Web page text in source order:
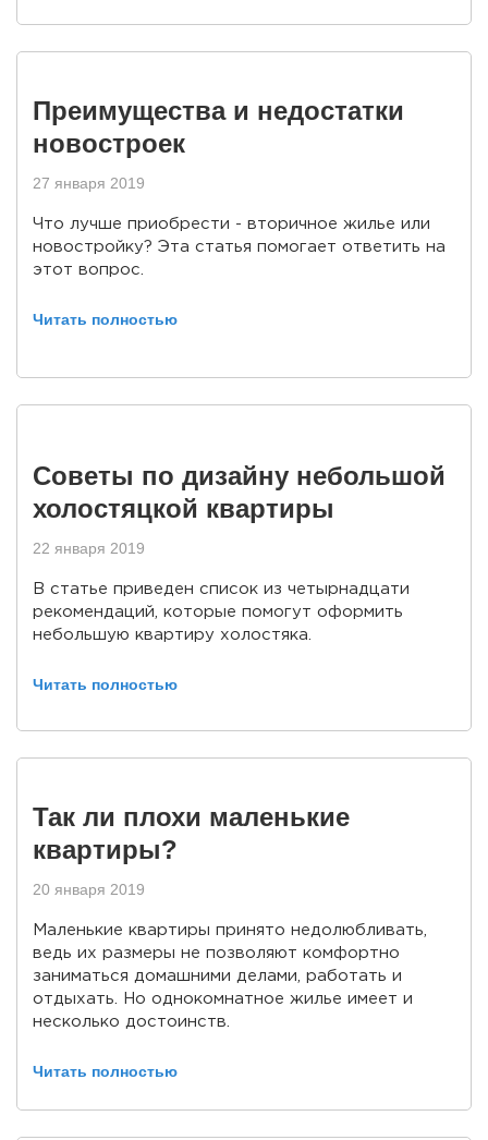
Преимущества и недостатки
новостроек
27 января 2019
Что лучше приобрести - вторичное жилье или
новостройку? Эта статья помогает ответить на
этот вопрос.
Читать полностью
Советы по дизайну небольшой
холостяцкой квартиры
22 января 2019
В статье приведен список из четырнадцати
рекомендаций, которые помогут оформить
небольшую квартиру холостяка.
Читать полностью
Так ли плохи маленькие
квартиры?
20 января 2019
Маленькие квартиры принято недолюбливать,
ведь их размеры не позволяют комфортно
заниматься домашними делами, работать и
отдыхать. Но однокомнатное жилье имеет и
несколько достоинств.
Читать полностью